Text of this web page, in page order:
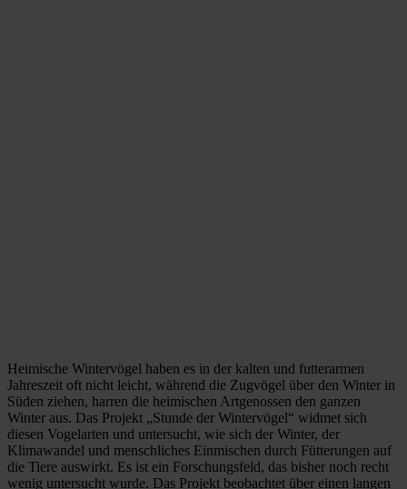
Heimische Wintervögel haben es in der kalten und futterarmen
Jahreszeit oft nicht leicht, während die Zugvögel über den Winter in
Süden ziehen, harren die heimischen Artgenossen den ganzen
Winter aus. Das Projekt „Stunde der Wintervögel“ widmet sich
diesen Vogelarten und untersucht, wie sich der Winter, der
Klimawandel und menschliches Einmischen durch Fütterungen auf
die Tiere auswirkt. Es ist ein Forschungsfeld, das bisher noch recht
wenig untersucht wurde. Das Projekt beobachtet über einen langen